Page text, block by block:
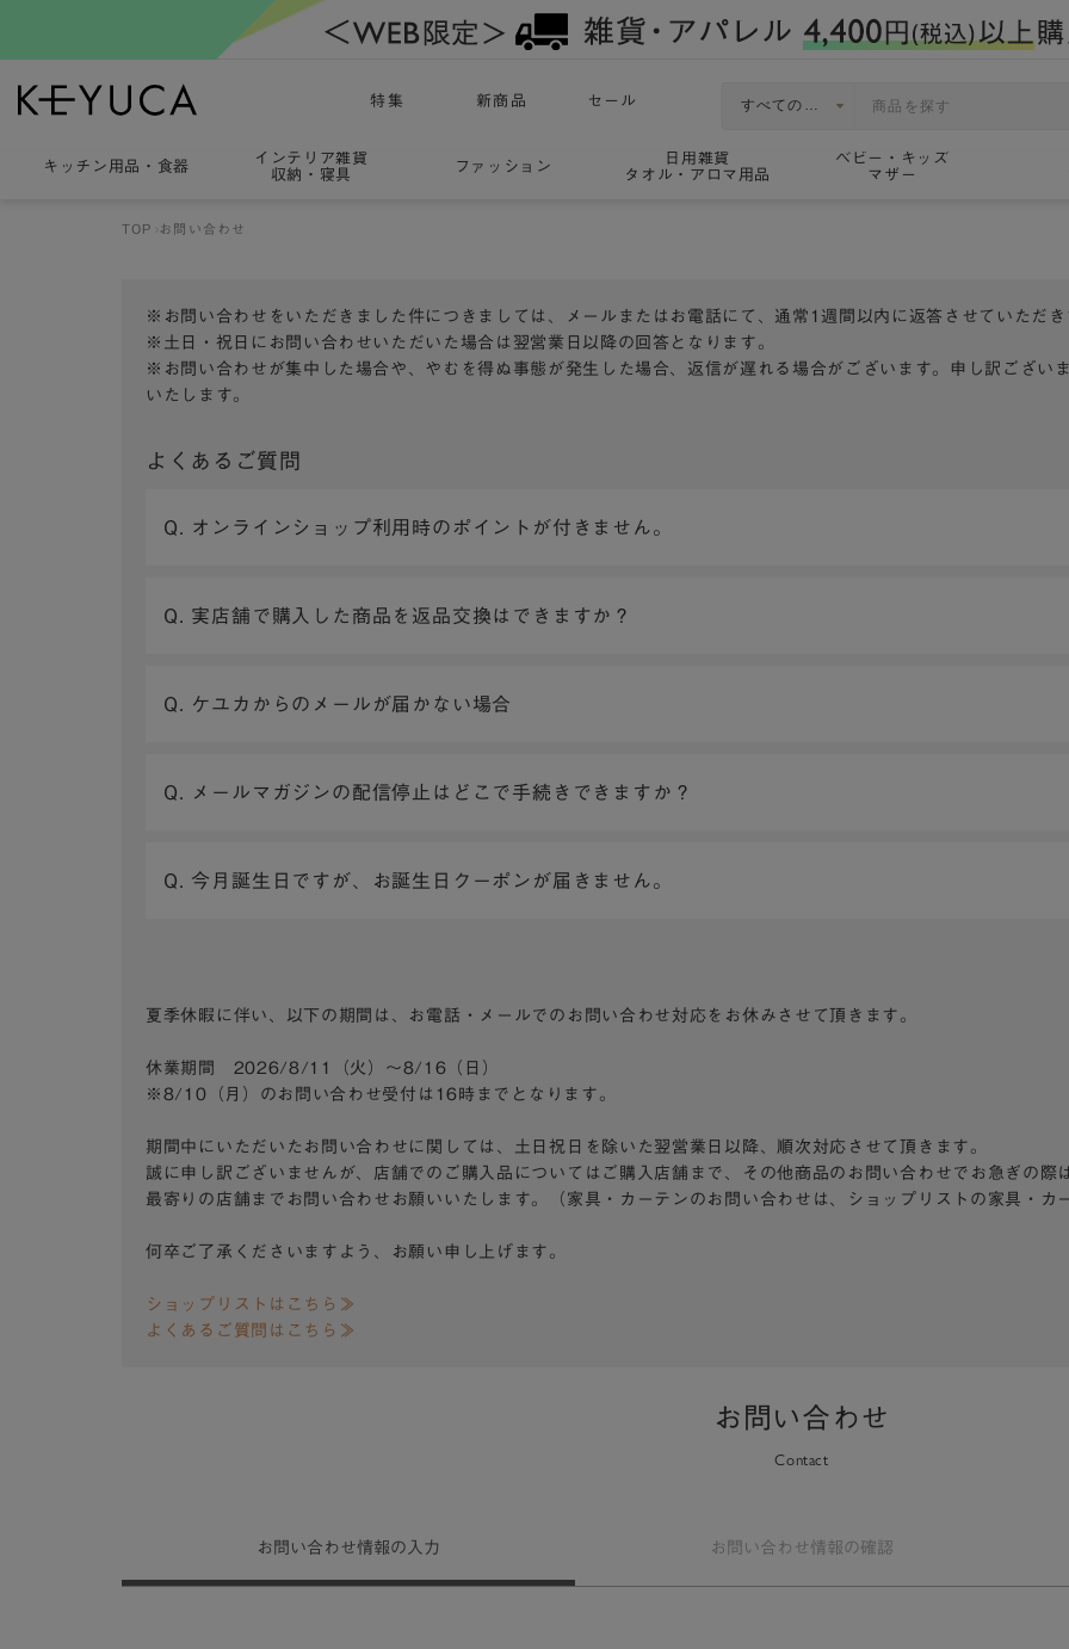
特集 新商品 セール
キッチン用品 ・ 食器
インテリア雑貨
収納・寝具
ファッション
日用雑貨
タオル・アロマ用品
ベビー・キッズ
マザー
TOP お問い合わせ
※お問い合わせをいただきました件につきましては、メールまたはお電話にて、通常1週間以内に返答させていただ
※土日・祝日にお問い合わせいただいた場合は翌営業日以降の回答となります。
※お問い合わせが集中した場合や、やむを得ぬ事態が発生した場合、返信が遅れる場合がございます。申し訳ござい
いたします。
よくあるご質問
Q. オンラインショップ利用時のポイントが付きません。
Q. 実店舗で購入した商品を返品交換はできますか？
Q. ケユカからのメールが届かない場合
Q. メールマガジンの配信停止はどこで手続きできますか？
Q. 今月誕生日ですが、お誕生日クーポンが届きません。
夏季休暇に伴い、以下の期間は、お電話・メールでのお問い合わせ対応をお休みさせて頂きます。
休業期間 2026/8/11（火）～8/16（日）
※8/10（月）のお問い合わせ受付は16時までとなります。
期間中にいただいたお問い合わせに関しては、土日祝日を除いた翌営業日以降、順次対応させて頂きます。
誠に申し訳ございませんが、店舗でのご購入品についてはご購入店舗まで、その他商品のお問い合わせでお急ぎの際
最寄りの店舗までお問い合わせお願いいたします。（家具・カーテンのお問い合わせは、ショップリストの家具・カ
何卒ご了承くださいますよう、お願い申し上げます。
ショップリストはこちら≫
よくあるご質問はこちら≫
お問い合わせ
Contact
お問い合わせ情報の入力 お問い合わせ 情報の確認